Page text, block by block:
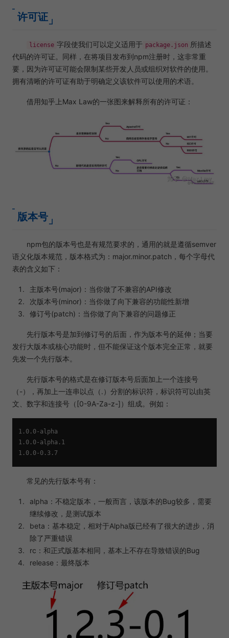
许可证
license 字段使我们可以定义适用于 package.json 所描述
代码的许可证。同样，在将项目发布到npm注册时，这非常重
要，因为许可证可能会限制某些开发人员或组织对软件的使用。
拥有清晰的许可证有助于明确定义该软件可以使用的术语。
借用知乎上Max Law的一张图来解释所有的许可证：
版本号
npm包的版本号也是有规范要求的，通用的就是遵循semver
语义化版本规范，版本格式为：major.minor.patch，每个字母代
表的含义如下：
主版本号(major)：当你做了不兼容的API修改
次版本号(minor)：当你做了向下兼容的功能性新增
修订号(patch)：当你做了向下兼容的问题修正
先行版本号是加到修订号的后面，作为版本号的延伸；当要
发行大版本或核心功能时，但不能保证这个版本完全正常，就要
先发一个先行版本。
先行版本号的格式是在修订版本号后面加上一个连接号
（-），再加上一连串以点（.）分割的标识符，标识符可以由英
文、数字和连接号（[0-9A-Za-z-]）组成。例如：
1.0​​.0-alpha
1.0.0-alpha.1
常见的先行版本号有：
alpha：不稳定版本，一般而言，该版本的Bug较多，需要
继续修改，是测试版本
beta：基本稳定，相对于Alpha版已经有了很大的进步，消
除了严重错误
rc：和正式版基本相同，基本上不存在导致错误的Bug
release：最终版本